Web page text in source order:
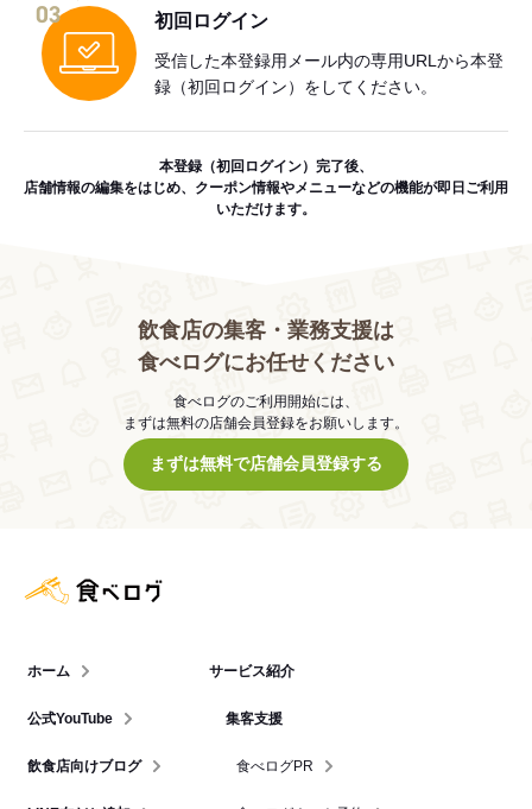
03 初回ログイン
受信した本登録用メール内の専用URLから本登
録（初回ログイン）をしてください。
本登録（初回ログイン）完了後、
店舗情報の編集をはじめ、クーポン情報やメニューなどの機能が即日ご利用
いただけます。
飲食店の集客・業務支援は
食べログにお任せください
食べログのご利用開始には、
まずは無料の店舗会員登録をお願いします。
まずは無料で店舗会員登録する
ホーム
公式YouTube
飲食店向けブログ
サービス紹介
集客支援
食べログPR